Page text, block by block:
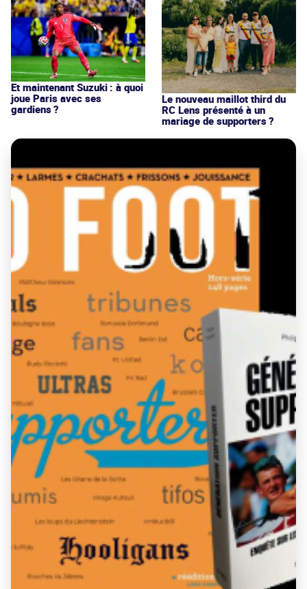
Et maintenant Suzuki : à quoi
joue Paris avec ses
gardiens ?
Le nouveau maillot third du
RC Lens présenté à un
mariage de supporters ?